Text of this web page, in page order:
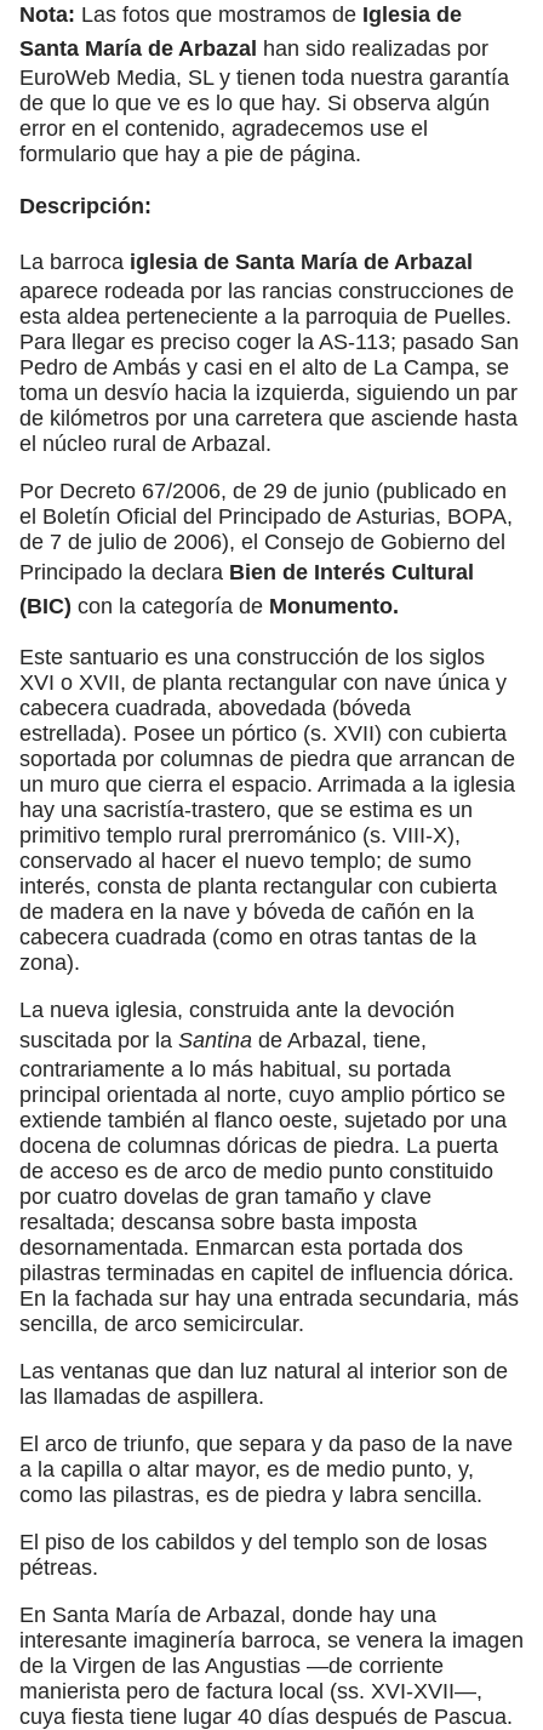
Nota: Las fotos que mostramos de Iglesia de
Santa María de Arbazal han sido realizadas por
EuroWeb Media, SL y tienen toda nuestra garantía
de que lo que ve es lo que hay. Si observa algún
error en el contenido, agradecemos use el
formulario que hay a pie de página.
Descripción:
La barroca iglesia de Santa María de Arbazal
aparece rodeada por las rancias construcciones de
esta aldea perteneciente a la parroquia de Puelles.
Para llegar es preciso coger la AS-113; pasado San
Pedro de Ambás y casi en el alto de La Campa, se
toma un desvío hacia la izquierda, siguiendo un par
de kilómetros por una carretera que asciende hasta
el núcleo rural de Arbazal.
Por Decreto 67/2006, de 29 de junio (publicado en
el Boletín Oficial del Principado de Asturias, BOPA,
de 7 de julio de 2006), el Consejo de Gobierno del
Principado la declara Bien de Interés Cultural
(BIC) con la categoría de Monumento.
Este santuario es una construcción de los siglos
XVI o XVII, de planta rectangular con nave única y
cabecera cuadrada, abovedada (bóveda
estrellada). Posee un pórtico (s. XVII) con cubierta
soportada por columnas de piedra que arrancan de
un muro que cierra el espacio. Arrimada a la iglesia
hay una sacristía-trastero, que se estima es un
primitivo templo rural prerrománico (s. VIII-X),
conservado al hacer el nuevo templo; de sumo
interés, consta de planta rectangular con cubierta
de madera en la nave y bóveda de cañón en la
cabecera cuadrada (como en otras tantas de la
zona).
La nueva iglesia, construida ante la devoción
suscitada por la Santina de Arbazal, tiene,
contrariamente a lo más habitual, su portada
principal orientada al norte, cuyo amplio pórtico se
extiende también al flanco oeste, sujetado por una
docena de columnas dóricas de piedra. La puerta
de acceso es de arco de medio punto constituido
por cuatro dovelas de gran tamaño y clave
resaltada; descansa sobre basta imposta
desornamentada. Enmarcan esta portada dos
pilastras terminadas en capitel de influencia dórica.
En la fachada sur hay una entrada secundaria, más
sencilla, de arco semicircular.
Las ventanas que dan luz natural al interior son de
las llamadas de aspillera.
El arco de triunfo, que separa y da paso de la nave
a la capilla o altar mayor, es de medio punto, y,
como las pilastras, es de piedra y labra sencilla.
El piso de los cabildos y del templo son de losas
pétreas.
En Santa María de Arbazal, donde hay una
interesante imaginería barroca, se venera la imagen
de la Virgen de las Angustias —de corriente
manierista pero de factura local (ss. XVI-XVII—,
cuya fiesta tiene lugar 40 días después de Pascua.